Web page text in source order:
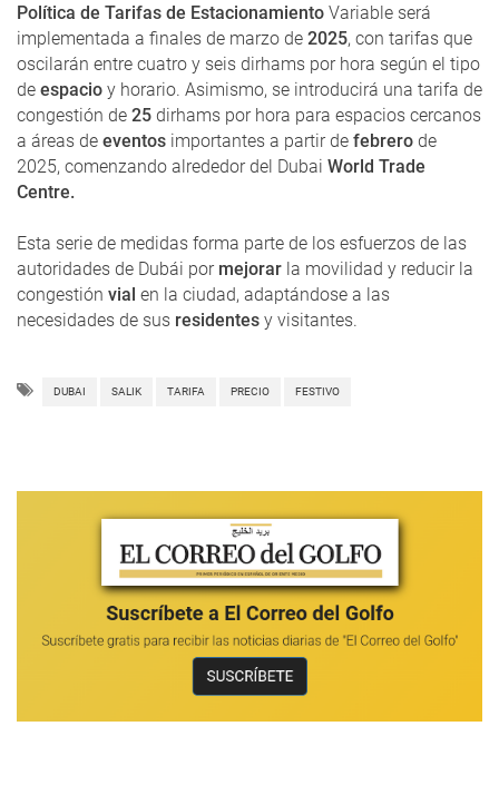
Política de Tarifas de Estacionamiento Variable será
implementada a finales de marzo de 2025, con tarifas que
oscilarán entre cuatro y seis dirhams por hora según el tipo
de espacio y horario. Asimismo, se introducirá una tarifa de
congestión de 25 dirhams por hora para espacios cercanos
a áreas de eventos importantes a partir de febrero de
2025, comenzando alrededor del Dubai World Trade
Centre.
Esta serie de medidas forma parte de los esfuerzos de las
autoridades de Dubái pormejorar la movilidad y reducir la
congestión vial en la ciudad, adaptándose a las
necesidades de sus residentes y visitantes.
DUBAI SALIK TARIFA PRECIO FESTIVO